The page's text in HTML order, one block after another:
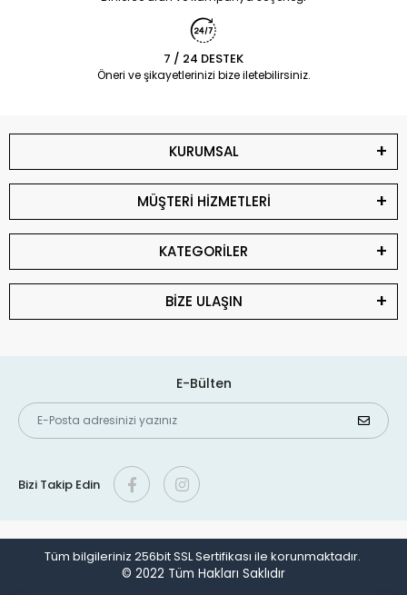
7 / 24 DESTEK
Öneri ve şikayetlerinizi bize iletebilirsiniz.
KURUMSAL
MÜŞTERİ HİZMETLERİ
KATEGORİLER
BİZE ULAŞIN
E-Bülten
Bizi Takip Edin
Tüm bilgileriniz 256bit SSL Sertifikası ile korunmaktadır.
© 2022 Tüm Hakları Saklıdır